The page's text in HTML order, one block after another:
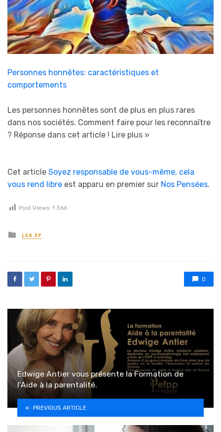
Personnes honnêtes: caractéristiques et
comportements
Les personnes honnêtes sont de plus en plus rares
dans nos sociétés. Comment faire pour les reconnaître
? Réponse dans cet article ! Lire plus »
Cet article Soyez responsable de vous-même, cela
vous rend libre est apparu en premier sur Nos Pensées.
Post Views: 1 366
Posted in
LES 3P
0
Edwige Antier vous présente la Formation de
l’Aide à la parentalité.
PREVIOUS ARTICLE